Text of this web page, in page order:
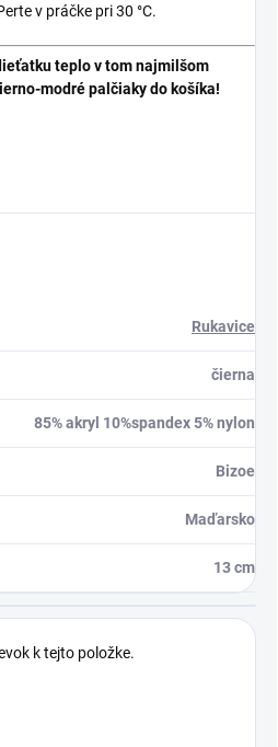
v práčke pri 30 °C.
teplo v tom najmilšom
modré palčiaky do košíka!
Rukavice
čierna
85% akryl 10%spandex 5% nylon
Bizoe
Maďarsko
13 cm
k tejto položke.